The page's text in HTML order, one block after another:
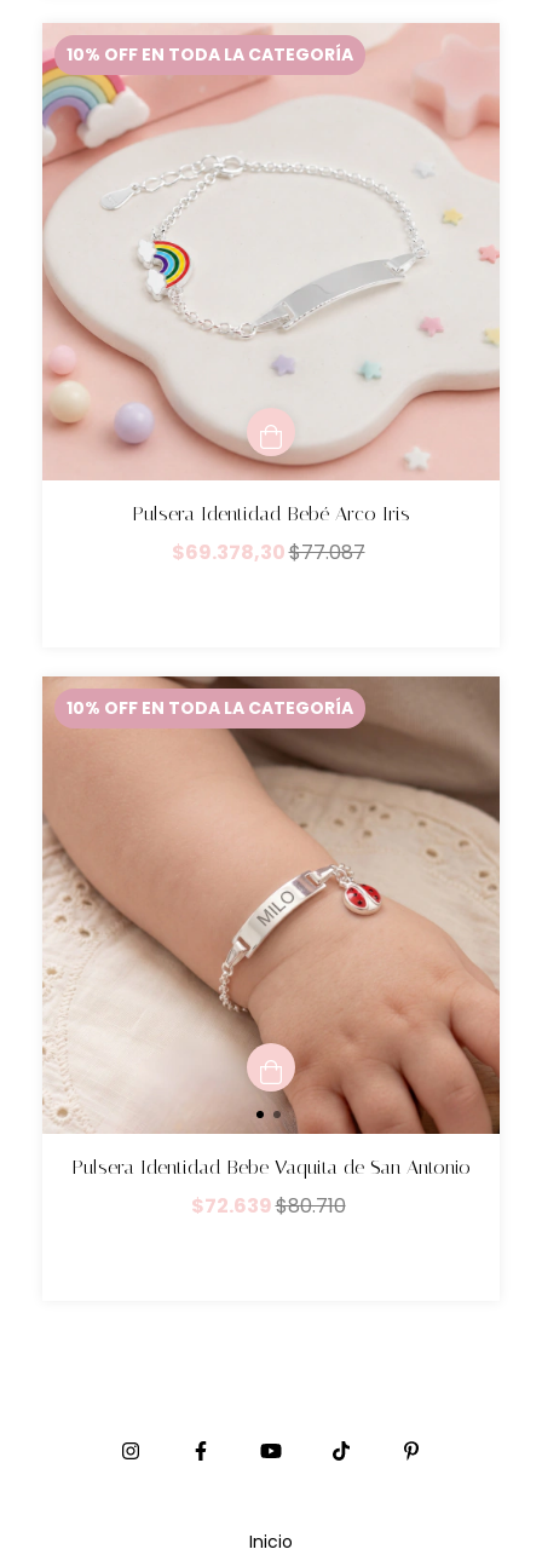
10% OFF EN TODA LA CATEGORÍA
Pulsera Identidad Bebé Arco Iris
$69.378,30$77.087
10% OFF EN TODA LA CATEGORÍA
Pulsera Identidad Bebe Vaquita de San Antonio
$72.639$80.710
Inicio